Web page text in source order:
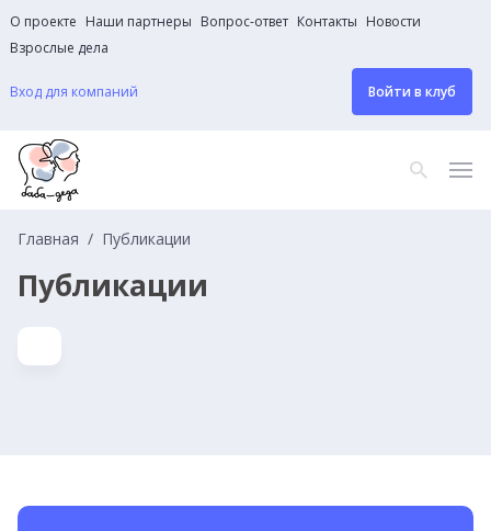
О проекте Наши партнеры Вопрос-ответ Контакты Новости
Взрослые дела
Вход для компаний Войти в клуб
Главная Публикации
Публикации